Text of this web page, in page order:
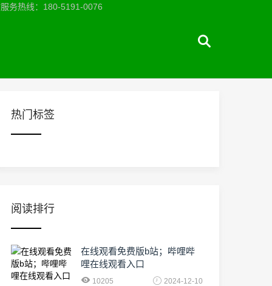
务热线：180-5191-0076
热门标签
阅读排行
在线观看免费版b站；哔哩哔
哩在线观看入口
10205 2024-12-10